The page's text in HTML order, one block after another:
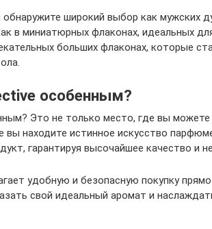
обнаружите широкий выбор как мужских
в миниатюрных флаконах, идеальных
больших флаконах, которые
особенным?
Это не только место, где вы
находите истинное искусство
гарантируя высочайшее качество и
удобную и безопасную покупку
свой идеальный аромат и